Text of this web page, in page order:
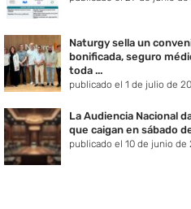
Naturgy sella un
bonificada, seguro
toda ...
publicado el 1 de julio de
La Audiencia Nacional
que caigan en sábado
publicado el 10 de junio de